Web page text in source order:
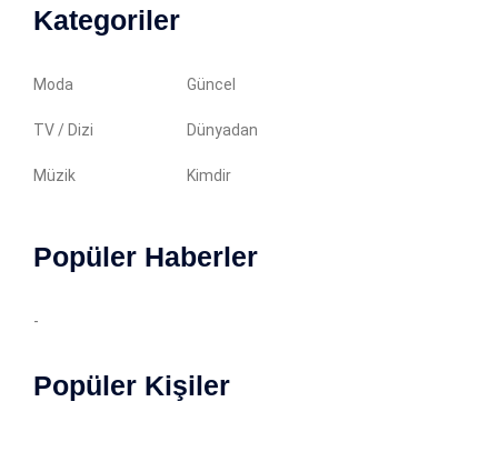
Kategoriler
Moda Güncel
TV / Dizi Dünyadan
Müzik Kimdir
Popüler Haberler
-
Popüler Kişiler